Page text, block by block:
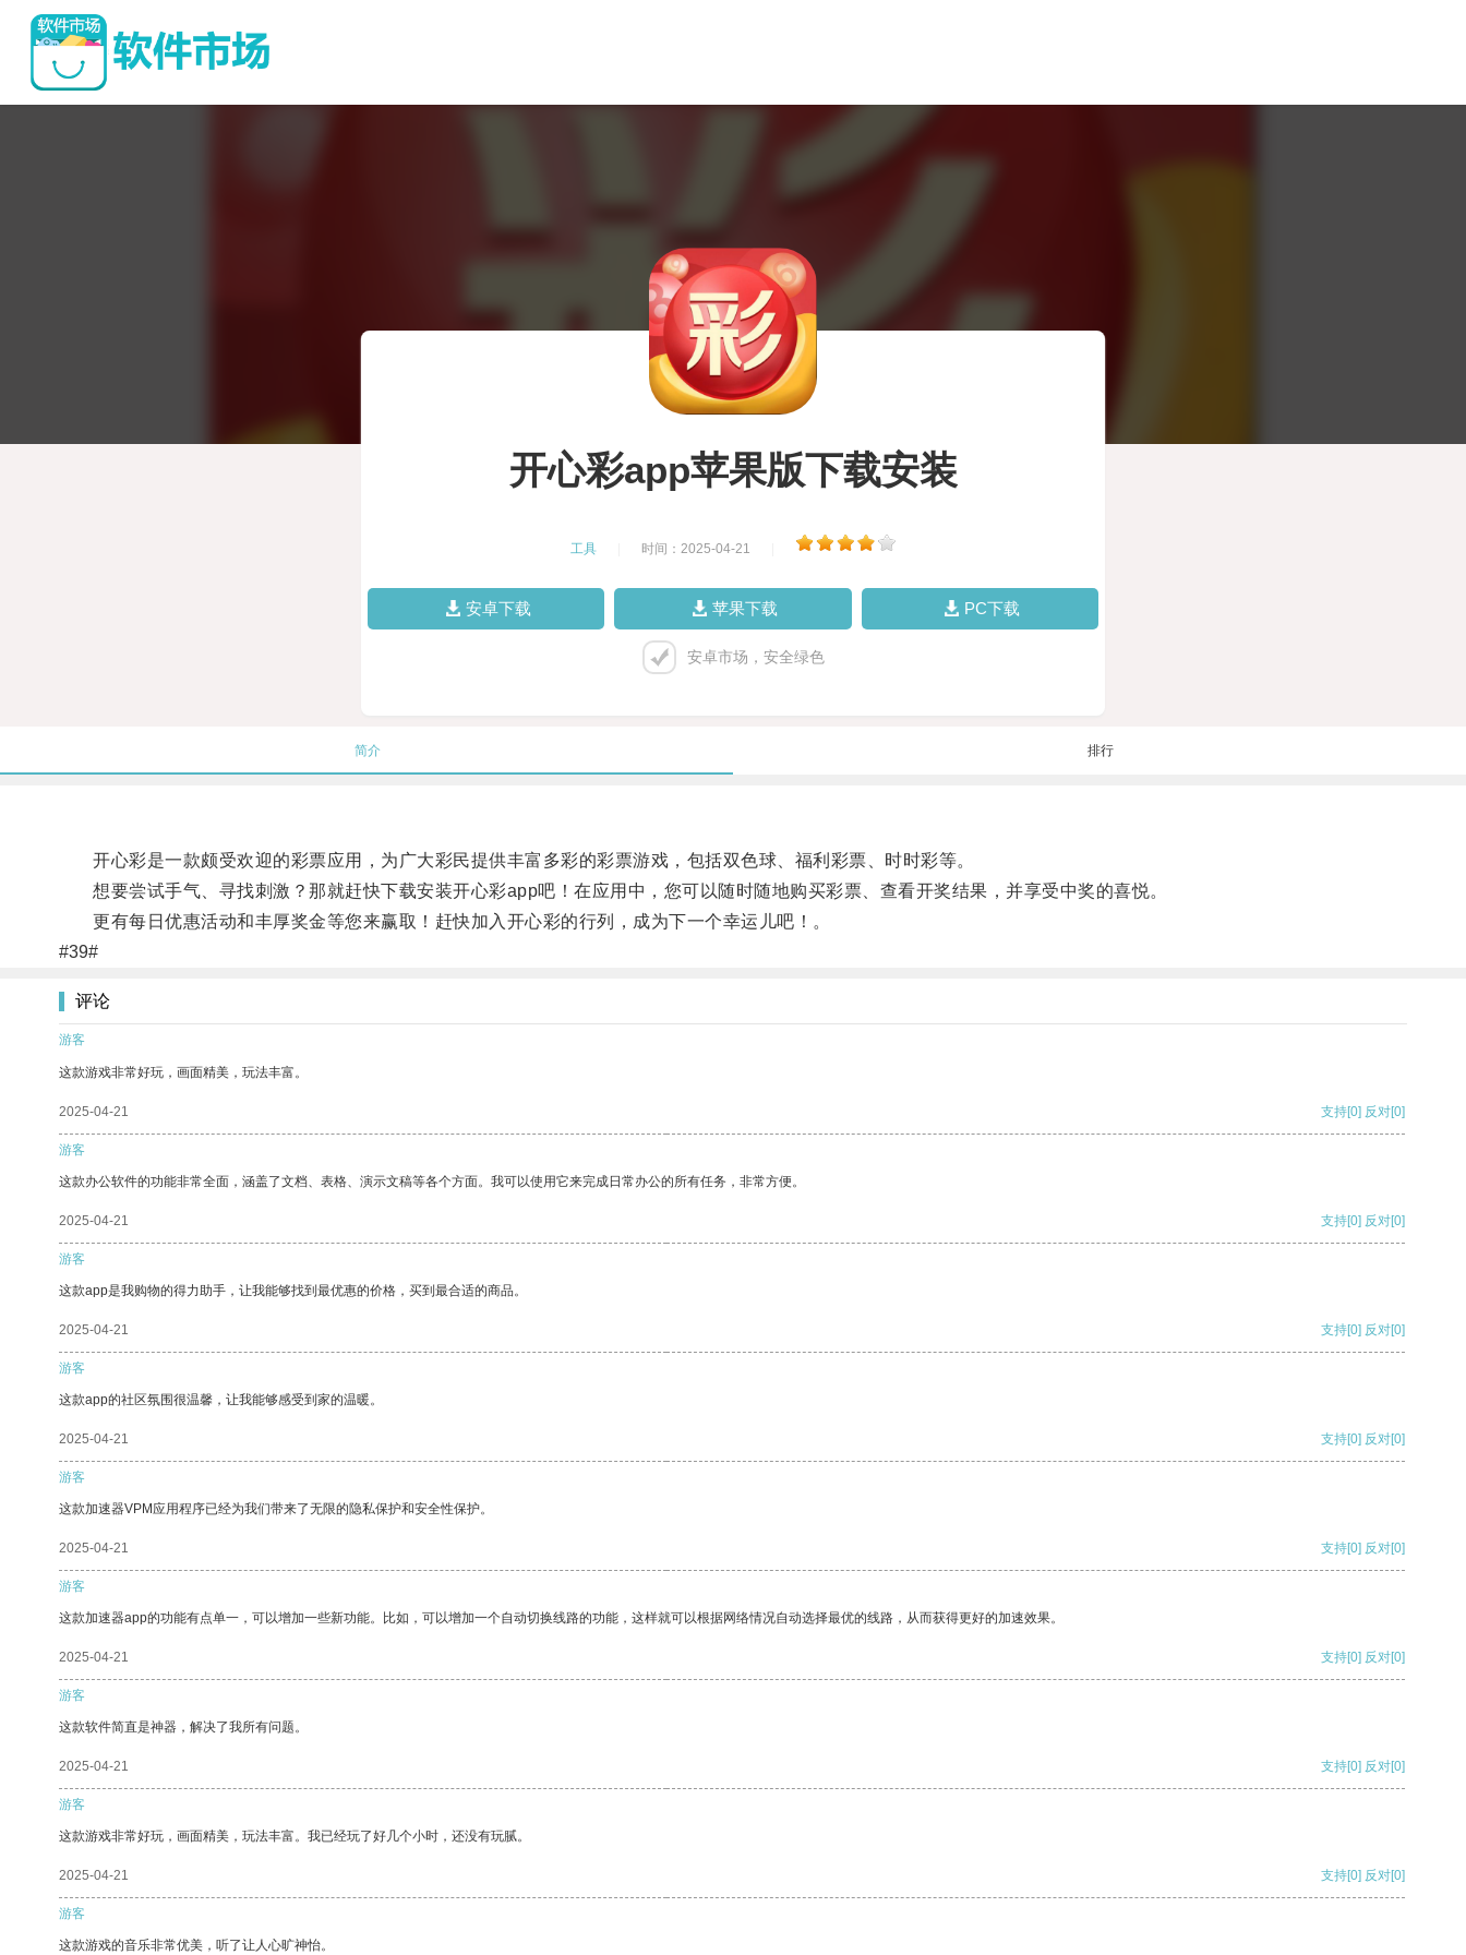
开心彩app苹果版下载安装
工具 时间：2025-04-21
安卓下载 苹果下载 PC下载
安卓市场，安全绿色
简介 排行
开心彩是一款颇受欢迎的彩票应用，为广大彩民提供丰富多彩的彩票游戏，包括双色球、福利彩票、时时彩等。
想要尝试手气、寻找刺激？那就赶快下载安装开心彩app吧！在应用中，您可以随时随地购买彩票、查看开奖结果，并享受中奖的喜悦。
更有每日优惠活动和丰厚奖金等您来赢取！赶快加入开心彩的行列，成为下一个幸运儿吧！。
#39#
评论
游客
这款游戏非常好玩，画面精美，玩法丰富。
2025-04-21 支持[0] 反对[0]
游客
这款办公软件的功能非常全面，涵盖了文档、表格、演示文稿等各个方面。我可以使用它来完成日常办公的所有任务，非常方便。
2025-04-21 支持[0] 反对[0]
游客
这款app是我购物的得力助手，让我能够找到最优惠的价格，买到最合适的商品。
2025-04-21 支持[0] 反对[0]
游客
这款app的社区氛围很温馨，让我能够感受到家的温暖。
2025-04-21 支持[0] 反对[0]
游客
这款加速器VPM应用程序已经为我们带来了无限的隐私保护和安全性保护。
2025-04-21 支持[0] 反对[0]
游客
这款加速器app的功能有点单一，可以增加一些新功能。比如，可以增加一个自动切换线路的功能，这样就可以根据网络情况自动选择最优的线路，从而获得更好的加速效果。
2025-04-21 支持[0] 反对[0]
游客
这款软件简直是神器，解决了我所有问题。
2025-04-21 支持[0] 反对[0]
游客
这款游戏非常好玩，画面精美，玩法丰富。我已经玩了好几个小时，还没有玩腻。
2025-04-21 支持[0] 反对[0]
游客
这款游戏的音乐非常优美，听了让人心旷神怡。